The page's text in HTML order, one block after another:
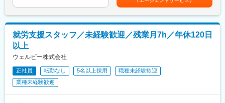
駅、尼ケ辻駅、瀬田駅(滋賀県)、ひこね芹川駅、六十谷駅、紀伊新
駅、布田駅、港南中央駅、矢部駅、川越市駅、市川真間駅、本笠
寺駅、名古屋大学駅、札木駅、鴫野駅、高鷲駅、新開地駅、西観
駅(愛知県)、豊橋公園前駅、上沢駅
就労支援スタッフ／未経験歓迎／残業月7h／年休120日
以上
ウェルビー株式会社
正社員 転勤なし 5名以上採用
職種未経験歓迎
業種未経験歓迎